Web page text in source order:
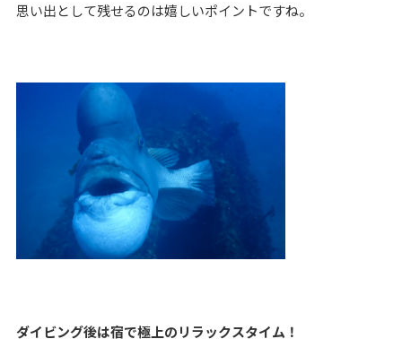
思い出として残せるのは嬉しいポイントですね。
ダイビング後は宿で極上のリラックスタイム！